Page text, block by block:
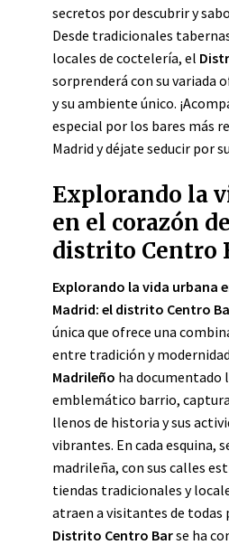
secretos por descubrir y
Desde tradicionales
locales de coctelería, el
sorprenderá con su variada
y su ambiente único.
especial por los bares más
Madrid y déjate seducir por
Explorando la
en el corazón
distrito Centro
Explorando la vida urbana
Madrid: el distrito Centro
única que ofrece una
entre tradición y
Madrileño ha documentado
emblemático barrio,
llenos de historia y sus
vibrantes. En cada esquina,
madrileña, con sus calles
tiendas tradicionales y
atraen a visitantes de todas
Distrito Centro Barse ha